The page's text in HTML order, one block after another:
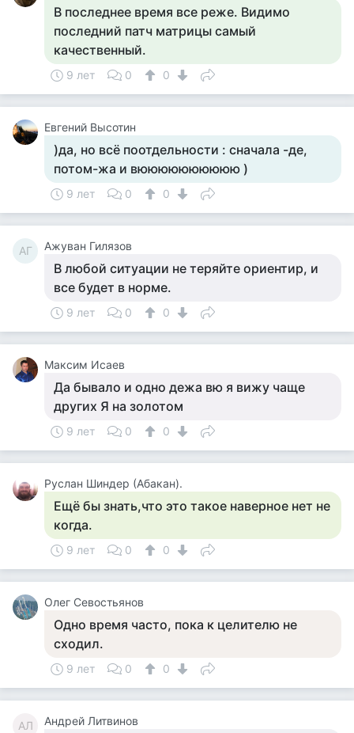
В последнее время все реже. Видимо
последний патч матрицы самый
качественный.
9 лет 0 0
Евгений Высотин
)да, но всё поотдельности : сначала -де,
потом-жа и вюююююююююю )
9 лет 0 0
АГ Ажуван Гилязов
В любой ситуации не теряйте ориентир, и
все будет в норме.
9 лет 0 0
Максим Исаев
Да бывало и одно дежа вю я вижу чаще
других Я на золотом
9 лет 0 0
Руслан Шиндер (Абакан).
Ещё бы знать,что это такое наверное нет не
когда.
9 лет 0 0
Олег Севостьянов
Одно время часто, пока к целителю не
сходил.
9 лет 0 0
АЛ Андрей Литвинов